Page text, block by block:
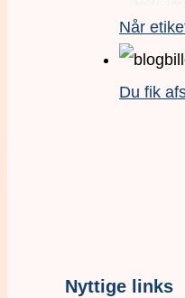
Når
Du fik
Nyttige links